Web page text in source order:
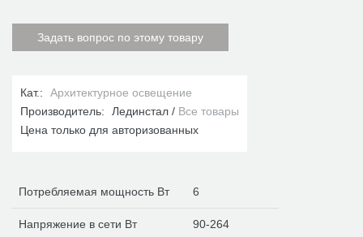
Задать вопрос по этому товару
Кат.:
Архитектурное освещение
Производитель:
Лединстал
Все товары
Цена только для авторизованных
Потребляемая мощность Вт 6
Напряжение в сети Вт 90-264